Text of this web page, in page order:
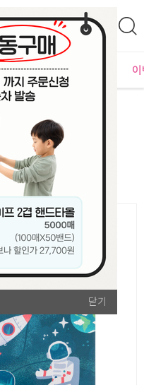
닫기
닫기
NEW BEST
티커북우주